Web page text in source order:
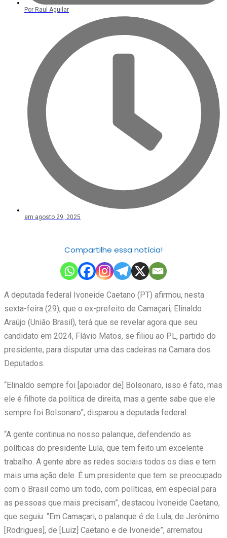
Por Raul Aguilar
em agosto 29, 2025
Compartilhe essa notícia!
A deputada federal Ivoneide Caetano (PT) afirmou, nesta
sexta-feira (29), que o ex-prefeito de Camaçari, Elinaldo
Araújo (União Brasil), terá que se revelar agora que seu
candidato em 2024, Flávio Matos, se filiou ao PL, partido do
presidente, para disputar uma das cadeiras na Camara dos
Deputados.
“Elinaldo sempre foi [apoiador de] Bolsonaro, isso é fato, mas
ele é filhote da política de direita, mas a gente sabe que ele
sempre foi Bolsonaro”, disparou a deputada federal.
“A gente continua no nosso palanque, defendendo as
políticas do presidente Lula, que tem feito um excelente
trabalho. A gente abre as redes sociais todos os dias e tem
mais uma ação dele. É um presidente que tem se preocupado
com o Brasil como um todo, com políticas, em especial para
as pessoas que mais precisam”, destacou Ivoneide Caetano,
que seguiu: “Em Camaçari, o palanque é de Lula, de Jerônimo
[Rodrigues], de [Luiz] Caetano e de Ivoneide”, arrematou